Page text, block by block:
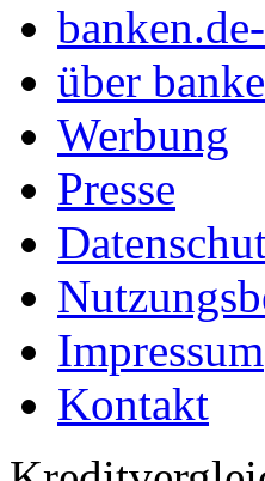
über
Werbung
Presse
Impressum
Kontakt